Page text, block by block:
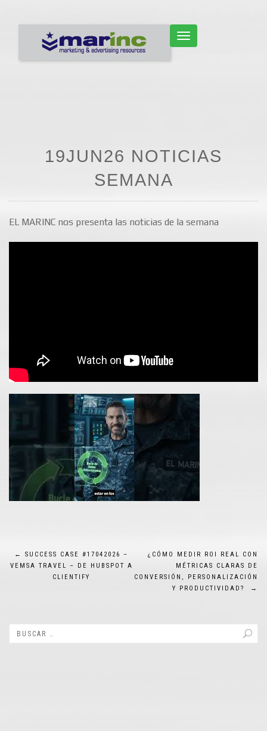
CAMBIAR NAVEGACIÓN
19JUN26 NOTICIAS
SEMANA
EL MARINC nos presenta las noticias de la semana
Navegación
←
SUCCESS CASE #17042026 –
VEMSA TRAVEL – DE HUBSPOT A
CLIENTIFY
¿CÓMO MEDIR ROI REAL CON
MÉTRICAS CLARAS DE
CONVERSIÓN, PERSONALIZACIÓN
Y PRODUCTIVIDAD?
→